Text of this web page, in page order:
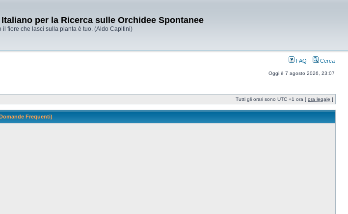
per la Ricerca sulle Orchidee Spontanee
il fiore che lasci sulla pianta è tuo. (Aldo Capitini)
FAQ Cerca
Oggi è 7 agosto 2026, 23:07
Tutti gli orari sono UTC +1 ora [ ora legale ]
Frequenti)